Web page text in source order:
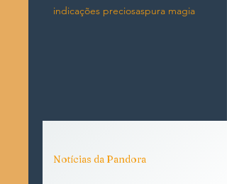
indicações preciosaspura magia
Notícias da Pandora